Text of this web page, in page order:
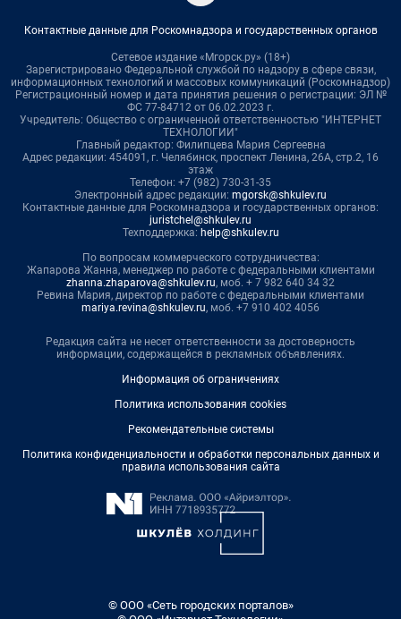
Контактные данные для Роскомнадзора и государственных органов
Сетевое издание «Мгорск.ру» (18+)
Зарегистрировано Федеральной службой по надзору в сфере связи,
информационных технологий и массовых коммуникаций (Роскомнадзор)
Регистрационный номер и дата принятия решения о регистрации: ЭЛ №
ФС 77-84712 от 06.02.2023 г.
Учредитель: Общество с ограниченной ответственностью "ИНТЕРНЕТ
ТЕХНОЛОГИИ"
Главный редактор: Филипцева Мария Сергеевна
Адрес редакции: 454091, г. Челябинск, проспект Ленина, 26А, стр.2, 16
этаж
Телефон: +7 (982) 730-31-35
Электронный адрес редакции: mgorsk@shkulev.ru
Контактные данные для Роскомнадзора и государственных органов:
juristchel@shkulev.ru
Техподдержка: help@shkulev.ru
По вопросам коммерческого сотрудничества:
Жапарова Жанна, менеджер по работе с федеральными клиентами
zhanna.zhaparova@shkulev.ru, моб. + 7 982 640 34 32
Ревина Мария, директор по работе с федеральными клиентами
mariya.revina@shkulev.ru, моб. +7 910 402 4056
Редакция сайта не несет ответственности за достоверность
информации, содержащейся в рекламных объявлениях.
Информация об ограничениях
Политика использования cookies
Рекомендательные системы
Политика конфиденциальности и обработки персональных данных и
правила использования сайта
© ООО «Сеть городских порталов»